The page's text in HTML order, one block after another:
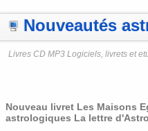
Nouveautés
Livres CD MP3 Logiciels, livrets et
Nouveau livret Les Maisons
astrologiques La lettre